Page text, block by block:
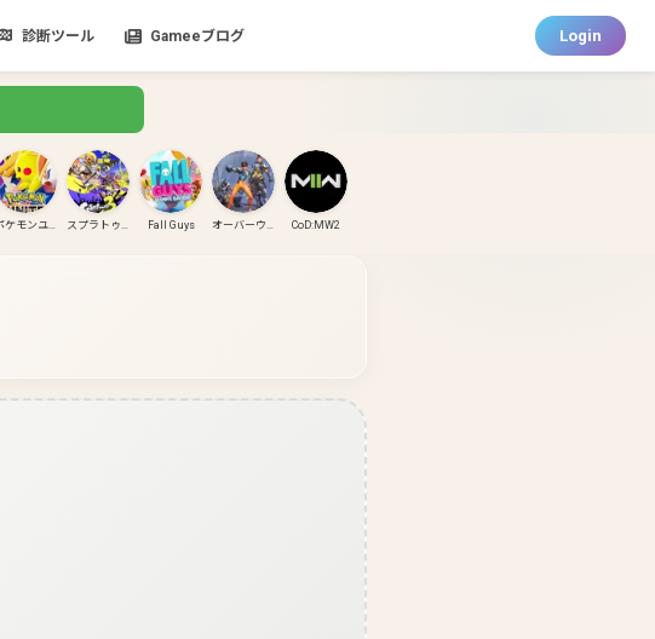
診断ツール Gameeブログ Login
ポケモンユナイト スプラトゥーン3 Fall Guys オーバーウォッチ CoD:MW2